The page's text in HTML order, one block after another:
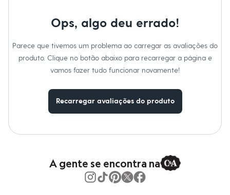
Roupas
Bermudas
Camisas
Casacos e Jaquetas
Bolsas e Mochilas
Chapéus e Bonés
Ops, algo deu errado!
Parece que tivemos um problema ao carregar as avaliações do
produto. Clique no botão abaixo para recarregar a página e
vamos fazer tudo funcionar novamente!
Recarregar avaliações do produto
A gente se encontra na